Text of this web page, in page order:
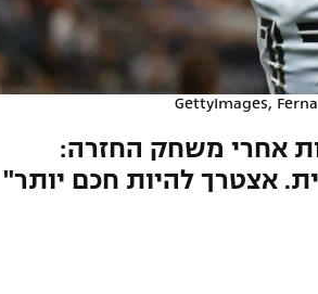
אחרי משחק החזרה:
אצטרך להיות חכם יותר"